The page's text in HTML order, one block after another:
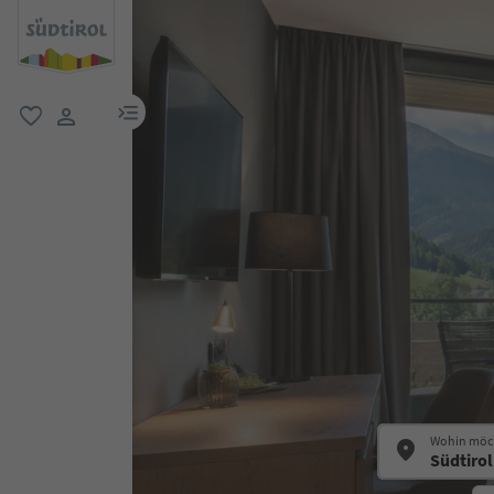
menu link
Wohin